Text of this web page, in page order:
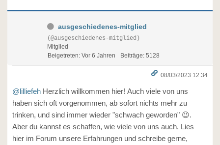
ausgeschiedenes-mitglied
(@ausgeschiedenes-mitglied)
Mitglied
Beigetreten: Vor 6 Jahren
Beiträge: 5128
08/03/2023 12:34
@lilliefeh Herzlich willkommen hier! Auch viele von uns
haben sich oft vorgenommen, ab sofort nichts mehr zu
trinken, und sind immer wieder "schwach geworden" 😉.
Aber du kannst es schaffen, wie viele von uns auch. Lies
hier im Forum unsere Erfahrungen und schreibe gerne,